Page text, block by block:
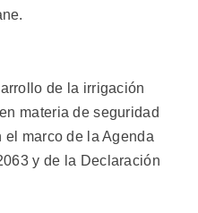
de la irrigación
materia de seguridad
marco de la Agenda
y de la Declaración